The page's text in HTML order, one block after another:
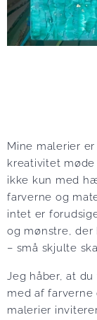
Mine malerier
kreativitet
ikke kun med
farverne og
intet er
og mønstre,
– små skjulte
Jeg håber, at
med af
malerier